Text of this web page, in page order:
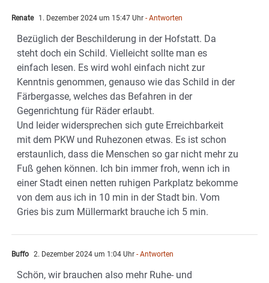
Renate 1. Dezember 2024 um 15:47 Uhr - Antworten
Bezüglich der Beschilderung in der Hofstatt. Da
steht doch ein Schild. Vielleicht sollte man es
einfach lesen. Es wird wohl einfach nicht zur
Kenntnis genommen, genauso wie das Schild in der
Färbergasse, welches das Befahren in der
Gegenrichtung für Räder erlaubt.
Und leider widersprechen sich gute Erreichbarkeit
mit dem PKW und Ruhezonen etwas. Es ist schon
erstaunlich, dass die Menschen so gar nicht mehr zu
Fuß gehen können. Ich bin immer froh, wenn ich in
einer Stadt einen netten ruhigen Parkplatz bekomme
von dem aus ich in 10 min in der Stadt bin. Vom
Gries bis zum Müllermarkt brauche ich 5 min.
Buffo 2. Dezember 2024 um 1:04 Uhr - Antworten
Schön, wir brauchen also mehr Ruhe- und